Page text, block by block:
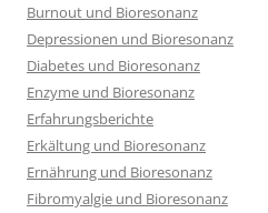
Burnout und Bioresonanz
Depressionen und Bioresonanz
Diabetes und Bioresonanz
Enzyme und Bioresonanz
Erfahrungsberichte
Erkältung und Bioresonanz
Ernährung und Bioresonanz
Fibromyalgie und Bioresonanz